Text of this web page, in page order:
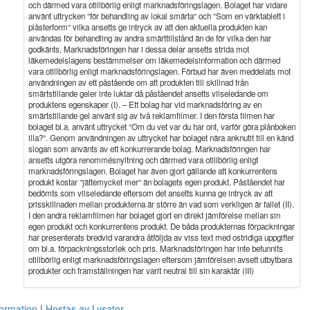
och därmed vara otillbörlig enligt marknadsföringslagen. Bolaget har vidare
använt uttrycken ”för behandling av lokal smärta” och ”Som en värktablett i
plåsterform” vilka ansetts ge intryck av att den aktuella produkten kan
användas för behandling av andra smärttillstånd än de för vilka den har
godkänts. Marknadsföringen har i dessa delar ansetts strida mot
läkemedelslagens bestämmelser om läkemedelsinformation och därmed
vara otillbörlig enligt marknadsföringslagen. Förbud har även meddelats mot
användningen av ett påstående om att produkten till skillnad från
smärtstillande geler inte luktar då påståendet ansetts vilseledande om
produktens egenskaper (I). – Ett bolag har vid marknadsföring av en
smärtstillande gel använt sig av två reklamfilmer. I den första filmen har
bolaget bl.a. använt uttrycket ”Om du vet var du har ont, varför göra plånboken
illa?”. Genom användningen av uttrycket har bolaget nära anknutit till en känd
slogan som använts av ett konkurrerande bolag. Marknadsföringen har
ansetts utgöra renommésnyltning och därmed vara otillbörlig enligt
marknadsföringslagen. Bolaget har även gjort gällande att konkurrentens
produkt kostar ”jättemycket mer” än bolagets egen produkt. Påståendet har
bedömts som vilseledande eftersom det ansetts kunna ge intryck av att
prisskillnaden mellan produkterna är större än vad som verkligen är fallet (II).
I den andra reklamfilmen har bolaget gjort en direkt jämförelse mellan sin
egen produkt och konkurrentens produkt. De båda produkternas förpackningar
har presenterats bredvid varandra åtföljda av viss text med ostridiga uppgifter
om bl.a. förpackningsstorlek och pris. Marknadsföringen har inte befunnits
otillbörlig enligt marknadsföringslagen eftersom jämförelsen avsett utbytbara
produkter och framställningen har varit neutral till sin karaktär (III)